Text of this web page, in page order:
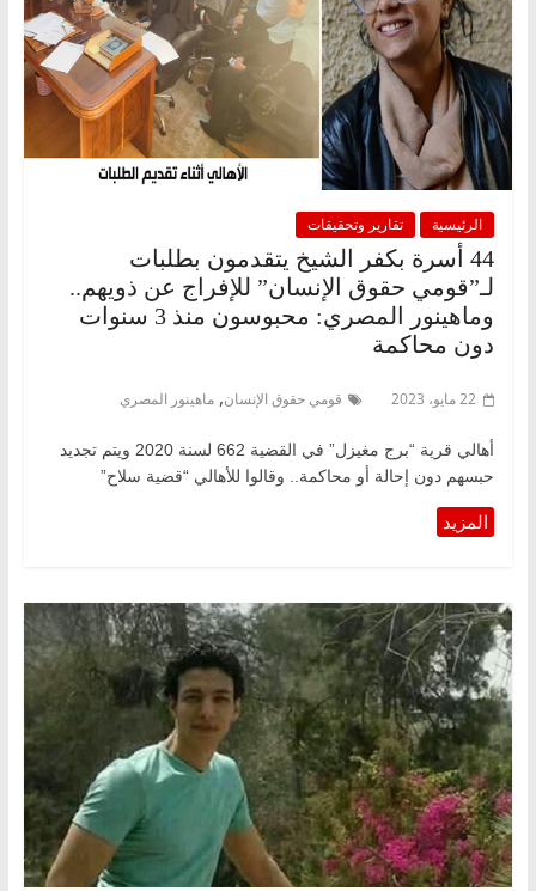
الرئيسية تقارير وتحقيقات
44 أسرة بكفر الشيخ يتقدمون بطلبات
لـ”قومي حقوق الإنسان” للإفراج عن ذويهم..
وماهينور المصري: محبوسون منذ 3 سنوات
دون محاكمة
22 مايو، 2023 قومي حقوق الإنسان, ماهينور المصري
أهالي قرية “برج مغيزل” في القضية 662 لسنة 2020 ويتم تجديد
حبسهم دون إحالة أو محاكمة.. وقالوا للأهالي “قضية سلاح”